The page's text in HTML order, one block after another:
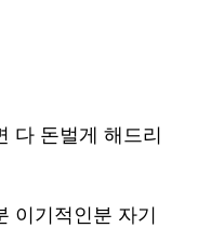
다 돈벌게 해드리
이기적인분 자기